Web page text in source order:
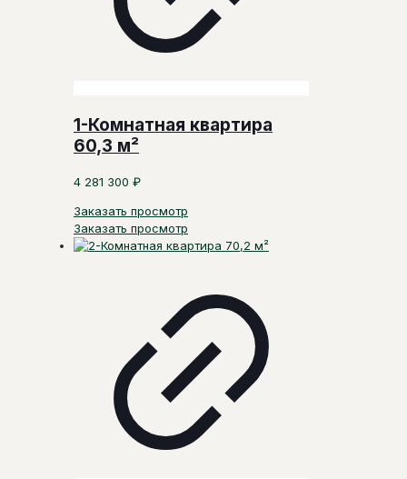
1-Комнатная квартира
60,3 м²
4 281 300 ₽
Заказать просмотр
Заказать просмотр